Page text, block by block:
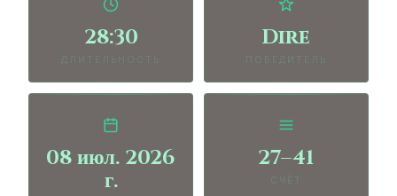
28:30 Dire
08 июл. 2026
г.
27–41